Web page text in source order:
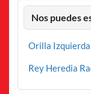
Nos puedes
Orilla
Rey Heredia